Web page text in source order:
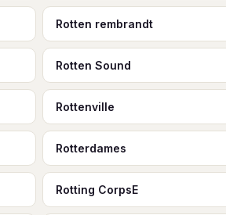
Rotten rembrandt
Rotten Sound
Rottenville
Rotterdames
Rotting CorpsE